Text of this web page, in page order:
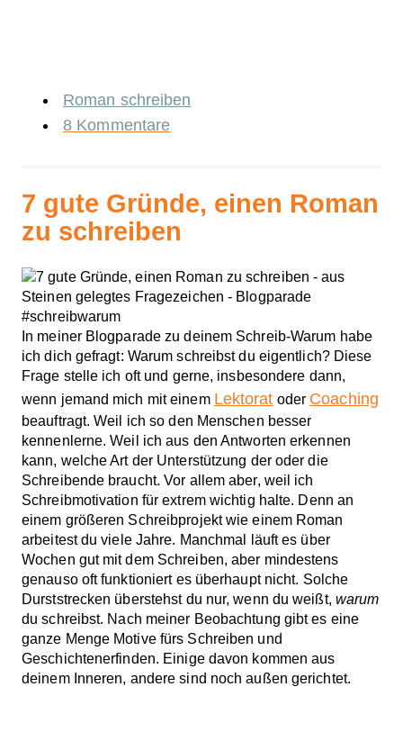
Roman schreiben
8 Kommentare
7 gute Gründe, einen Roman
zu schreiben
In meiner Blogparade zu deinem Schreib-Warum habe
ich dich gefragt: Warum schreibst du eigentlich? Diese
Frage stelle ich oft und gerne, insbesondere dann,
wenn jemand mich mit einem Lektorat oder Coaching
beauftragt. Weil ich so den Menschen besser
kennenlerne. Weil ich aus den Antworten erkennen
kann, welche Art der Unterstützung der oder die
Schreibende braucht. Vor allem aber, weil ich
Schreibmotivation für extrem wichtig halte. Denn an
einem größeren Schreibprojekt wie einem Roman
arbeitest du viele Jahre. Manchmal läuft es über
Wochen gut mit dem Schreiben, aber mindestens
genauso oft funktioniert es überhaupt nicht. Solche
Durststrecken überstehst du nur, wenn du weißt, warum
du schreibst. Nach meiner Beobachtung gibt es eine
ganze Menge Motive fürs Schreiben und
Geschichtenerfinden. Einige davon kommen aus
deinem Inneren, andere sind noch außen gerichtet.